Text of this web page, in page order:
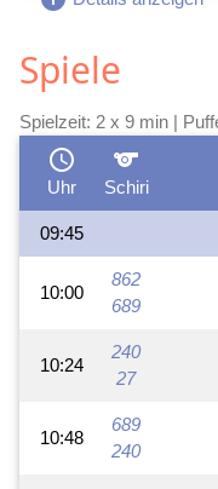
Spiele
Spielzeit: 2 x 9 min |
schedule
Uhr
sports
Schiri
09:45
10:00
862
689
10:24
240
27
10:48
689
240